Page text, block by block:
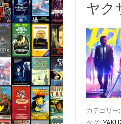
ヤク
カテゴリー:
タグ: